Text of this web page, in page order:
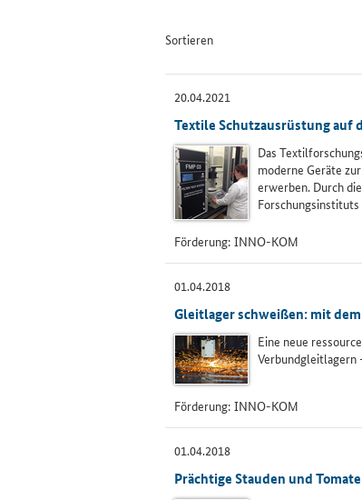
Sortieren
20.04.2021
Textile Schutzausrüstung auf
Das
moderne Geräte
erwerben. Durch
Forschungsinstituts
Förderung: INNO-KOM
01.04.2018
Gleitlager schweißen: mit
Eine neue
Verbundgleitlagern
Förderung: INNO-KOM
01.04.2018
Prächtige Stauden und